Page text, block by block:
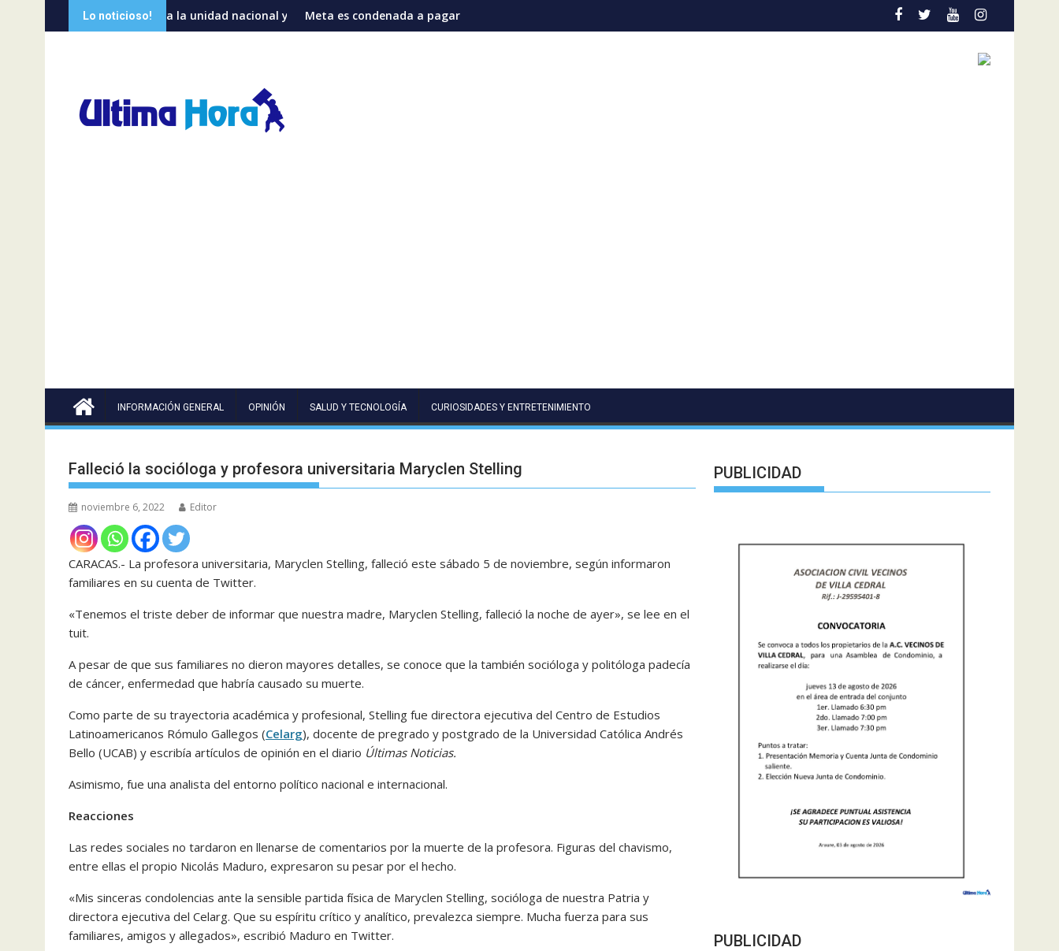
al
Lo noticioso!
llama a la unidad nacional y advierte sobre riesgos de divisiones en la actual coyuntura
Meta es condenada a pagar 567 millones de dólares por afectaciones a la salud mental de los niños Gobierno y oposición de Venezuela
INFORMACIÓN GENERAL OPINIÓN SALUD Y TECNOLOGÍA CURIOSIDADES Y ENTRETENIMIENTO
Falleció la socióloga y profesora universitaria Maryclen Stelling
noviembre 6, 2022 Editor
CARACAS.- La profesora universitaria, Maryclen Stelling, falleció este sábado 5 de noviembre, según informaron
familiares en su cuenta de Twitter.
«Tenemos el triste deber de informar que nuestra madre, Maryclen Stelling, falleció la noche de ayer», se lee en el
tuit.
A pesar de que sus familiares no dieron mayores detalles, se conoce que la también socióloga y politóloga padecía
de cáncer, enfermedad que habría causado su muerte.
Como parte de su trayectoria académica y profesional, Stelling fue directora ejecutiva del Centro de Estudios
Latinoamericanos Rómulo Gallegos (Celarg), docente de pregrado y postgrado de la Universidad Católica Andrés
Bello (UCAB) y escribía artículos de opinión en el diario Últimas Noticias.
Asimismo, fue una analista del entorno político nacional e internacional.
Reacciones
Las redes sociales no tardaron en llenarse de comentarios por la muerte de la profesora. Figuras del chavismo,
entre ellas el propio Nicolás Maduro, expresaron su pesar por el hecho.
«Mis sinceras condolencias ante la sensible partida física de Maryclen Stelling, socióloga de nuestra Patria y
directora ejecutiva del Celarg. Que su espíritu crítico y analítico, prevalezca siempre. Mucha fuerza para sus
familiares, amigos y allegados», escribió Maduro en Twitter.
PUBLICIDAD
PUBLICIDAD